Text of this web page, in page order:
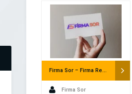
Firma Sor – Firma Rehberi
Firma Sor